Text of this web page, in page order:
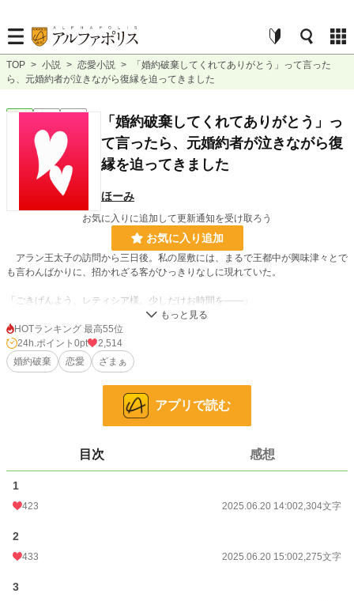
TOP > 小説 > 恋愛小説 >
「婚約破棄してくれてありがとう」って言った
ら、元婚約者が泣きながら復縁を迫ってきました
恋愛 完結 長編
「婚約破棄してくれてありがとう」っ
て言ったら、元婚約者が泣きながら復
縁を迫ってきました
ほーみ
お気に入りに追加して更新通知を受け取ろう
お気に入り追加
アラン王太子の訪問から三日後。私の屋敷には、まるで王都中が興味津々とで
も言わんばかりに、招かれざる客がひっきりなしに現れていた。
「ごきげんよう、レティシア様。少しだけお時間を――」
「申し訳ありません、ただいまお嬢様は“療養中”ですので」
メルの冷ややかな切り返しに、来客の顔が強ばるのを窓越しに見て、私はくす
りと笑った。
婚約破棄された女に、ここまで関心を寄せるなんて皮肉な話だけど――貴族社
恋愛
お気に入り
24h.ポイント
文字数
HOTランキング 最高55位
24h.ポイント 0pt
2,514
婚約破棄
恋愛 ざまぁ
アプリで読む
目次 感想
1
423 2025.06.20 14:002,304文字
2
433 2025.06.20 15:002,275文字
3